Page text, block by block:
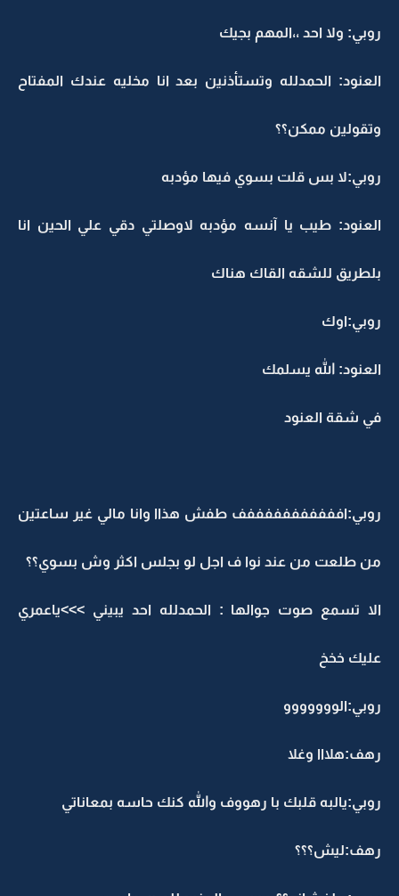
روبي: ولا احد ،،المهم بجيك
العنود: الحمدلله وتستأذنين بعد انا مخليه عندك المفتاح
وتقولين ممكن؟؟
روبي:لا بس قلت بسوي فيها مؤدبه
العنود: طيب يا آنسه مؤدبه لاوصلتي دقي علي الحين انا
بلطريق للشقه القاك هناك
روبي:اوك
العنود: الله يسلمك
في شقة العنود
روبي:افففففففففففف طفش هذاا وانا مالي غير ساعتين
من طلعت من عند نوا ف اجل لو بجلس اكثر وش بسوي؟؟
الا تسمع صوت جوالها : الحمدلله احد يبيني >>>ياعمري
عليك خخخ
روبي:الووووووو
رهف:هلااا وغلا
روبي:يالبه قلبك با رهووف والله كنك حاسه بمعاناتي
رهف:ليش؟؟؟